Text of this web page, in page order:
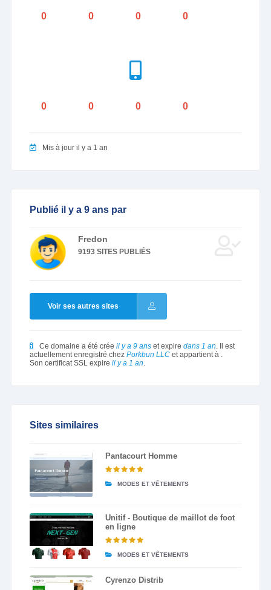
0 0 0 0
0 0 0 0
Mis à jour il y a 1 an
Publié il y a 9 ans par
Fredon
9193 SITES PUBLIÉS
Voir ses autres sites
Ce domaine a été crée il y a 9 anset expire dans 1 an. Il est
actuellement enregistré chez Porkbun LLCet appartient à .
Son certificat SSL expire il y a 1 an.
Sites similaires
Pantacourt Homme
MODES ET VÊTEMENTS
Unitif - Boutique de maillot de foot
en ligne
MODES ET VÊTEMENTS
Cyrenzo Distrib